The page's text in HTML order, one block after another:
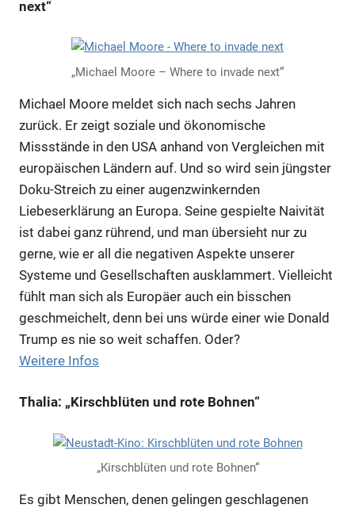
next“
„Michael Moore – Where to invade next“
Michael Moore meldet sich nach sechs Jahren
zurück. Er zeigt soziale und ökonomische
Missstände in den USA anhand von Vergleichen mit
europäischen Ländern auf. Und so wird sein jüngster
Doku-Streich zu einer augenzwinkernden
Liebeserklärung an Europa. Seine gespielte Naivität
ist dabei ganz rührend, und man übersieht nur zu
gerne, wie er all die negativen Aspekte unserer
Systeme und Gesellschaften ausklammert. Vielleicht
fühlt man sich als Europäer auch ein bisschen
geschmeichelt, denn bei uns würde einer wie Donald
Trump es nie so weit schaffen. Oder?
Weitere Infos
Thalia: „Kirschblüten und rote Bohnen“
„Kirschblüten und rote Bohnen“
Es gibt Menschen, denen gelingen geschlagenen